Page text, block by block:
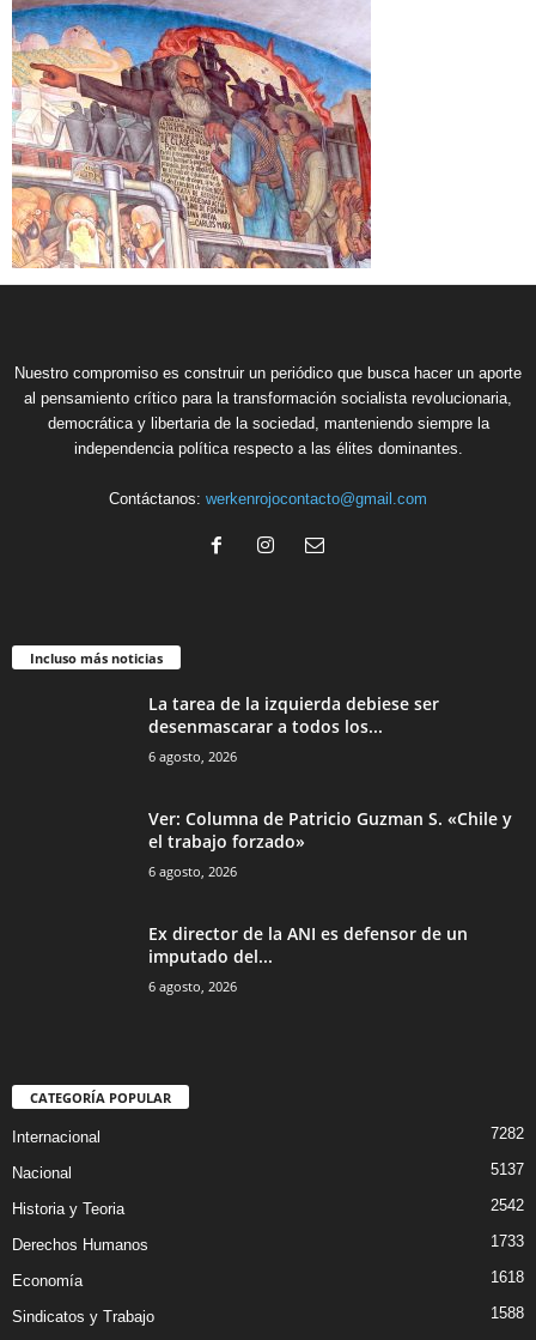
Nuestro compromiso es construir un periódico que busca hacer un aporte
al pensamiento crítico para la transformación socialista revolucionaria,
democrática y libertaria de la sociedad, manteniendo siempre la
independencia política respecto a las élites dominantes.
Contáctanos: werkenrojocontacto@gmail.com
Incluso más noticias
La tarea de la izquierda debiese ser
desenmascarar a todos los...
6 agosto, 2026
Ver: Columna de Patricio Guzman S. «Chile y
el trabajo forzado»
6 agosto, 2026
Ex director de la ANI es defensor de un
imputado del...
6 agosto, 2026
CATEGORÍA POPULAR
Internacional 7282
Nacional 5137
Historia y Teoria 2542
Derechos Humanos 1733
Economía 1618
Sindicatos y Trabajo
1588